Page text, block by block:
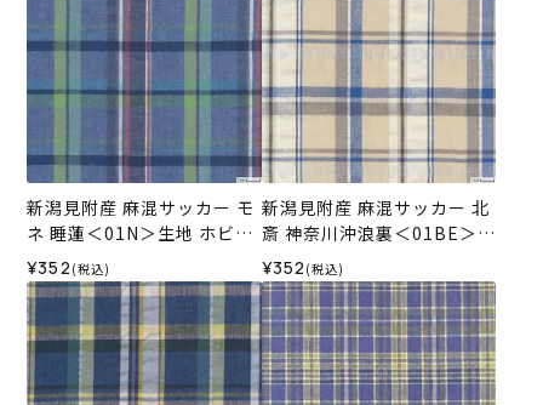
新潟見附産 麻混サッカー モ
ネ 睡蓮＜01N＞生地 ホビー
ラホビーレデザインコレク
ション
¥352 (税込)
新潟見附産 麻混サッカー 北
斎 神奈川沖浪裏＜01BE＞生
地 ホビーラホビーレデザイ
ンコレクション
¥352 (税込)